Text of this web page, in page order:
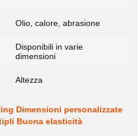
Olio, calore, abrasione
Disponibili in varie
dimensioni
Altezza
Dimensioni personalizzate
Buona elasticità